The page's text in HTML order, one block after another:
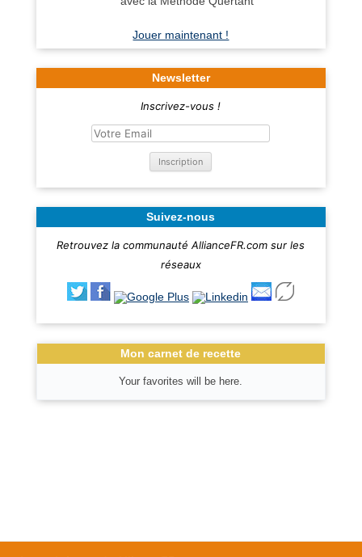
Jouer maintenant !
Newsletter
Inscrivez-vous !
Suivez-nous
Retrouvez la communauté AllianceFR.com sur les
réseaux
Mon carnet de recette
Your favorites will be here.